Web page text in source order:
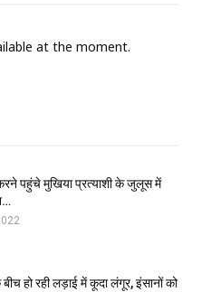
at the moment.
पहुंचे मुखिया प्रत्याशी के जुलूस में
बीच हो रही लड़ाई में कूदा लंगूर, इंसानों को